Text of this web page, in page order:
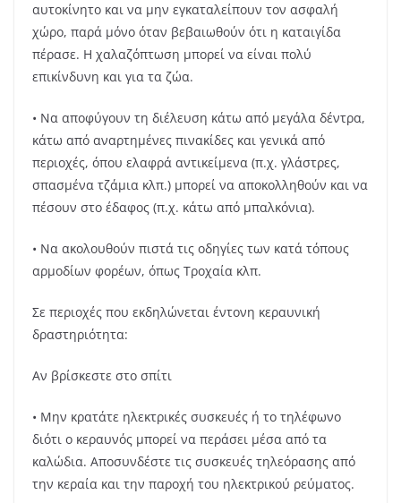
αυτοκίνητο και να μην εγκαταλείπουν τον ασφαλή
χώρο, παρά μόνο όταν βεβαιωθούν ότι η καταιγίδα
πέρασε. Η χαλαζόπτωση μπορεί να είναι πολύ
επικίνδυνη και για τα ζώα.
• Να αποφύγουν τη διέλευση κάτω από μεγάλα δέντρα,
κάτω από αναρτημένες πινακίδες και γενικά από
περιοχές, όπου ελαφρά αντικείμενα (π.χ. γλάστρες,
σπασμένα τζάμια κλπ.) μπορεί να αποκολληθούν και να
πέσουν στο έδαφος (π.χ. κάτω από μπαλκόνια).
• Να ακολουθούν πιστά τις οδηγίες των κατά τόπους
αρμοδίων φορέων, όπως Τροχαία κλπ.
Σε περιοχές που εκδηλώνεται έντονη κεραυνική
δραστηριότητα:
Αν βρίσκεστε στο σπίτι
• Μην κρατάτε ηλεκτρικές συσκευές ή το τηλέφωνο
διότι ο κεραυνός μπορεί να περάσει μέσα από τα
καλώδια. Αποσυνδέστε τις συσκευές τηλεόρασης από
την κεραία και την παροχή του ηλεκτρικού ρεύματος.